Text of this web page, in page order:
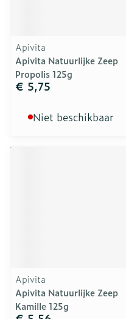
Apivita
Apivita Natuurlijke Zeep
Propolis 125g
€ 5,75
Niet beschikbaar
Apivita
Apivita Natuurlijke Zeep
Kamille 125g